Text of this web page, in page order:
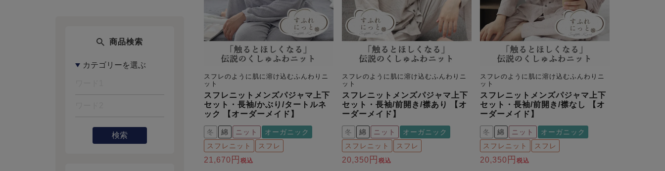
商品検索
検索
スフレのように肌に溶け込むふんわりニ
ット
スフレニットメンズパジャマ上下
セット・長袖/かぶり/タートルネ
ック 【オーダーメイド】
冬 綿 ニット
オーガニック
スフレニット
スフレ
21,670 税込
スフレのように肌に溶け込むふんわりニ
ット
スフレニットメンズパジャマ上下
セット・長袖/前開き/襟あり 【オ
ーダーメイド】
冬 綿 ニット
オーガニック
スフレニット
スフレ
20,350 税込
スフレのように肌に溶け込むふんわりニ
ット
スフレニットメンズパジャマ上下
セット・長袖/前開き/襟なし 【オ
ーダーメイド】
冬 綿 ニット
オーガニック
スフレニット
スフレ
20,350 税込